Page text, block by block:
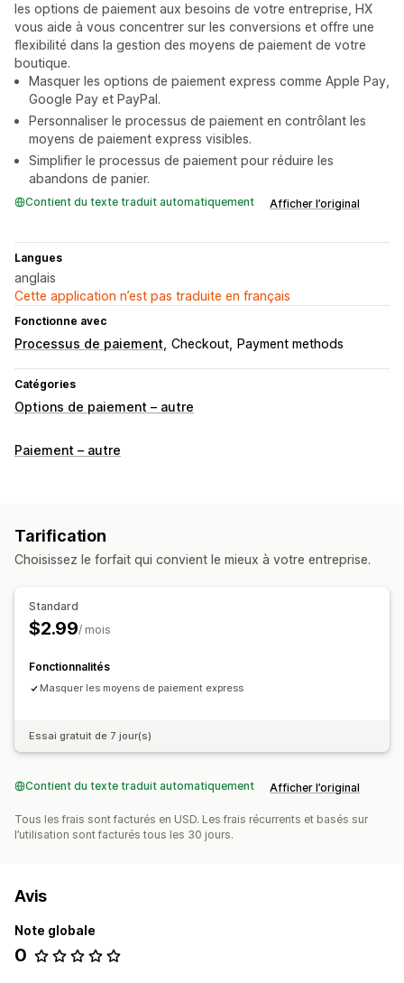
les options de paiement aux besoins de votre entreprise, HX
vous aide à vous concentrer sur les conversions et offre une
flexibilité dans la gestion des moyens de paiement de votre
boutique.
Masquer les options de paiement express comme Apple Pay,
Google Pay et PayPal.
Personnaliser le processus de paiement en contrôlant les
moyens de paiement express visibles.
Simplifier le processus de paiement pour réduire les
abandons de panier.
Contient du texte traduit automatiquement Afficher l’original
Langues
anglais
Cette application n’est pas traduite en français
Fonctionne avec
Processus de paiement Checkout Payment methods
Catégories
Options de paiement – autre
Paiement – autre
Tarification
Choisissez le forfait qui convient le mieux à votre entreprise.
Standard
$2.99/ mois
Fonctionnalités
Masquer les moyens de paiement express
Essai gratuit de 7 jour(s)
Contient du texte traduit automatiquement Afficher l’original
Tous les frais sont facturés en USD. Les frais récurrents et basés sur
l’utilisation sont facturés tous les 30 jours.
Avis
Note globale
0